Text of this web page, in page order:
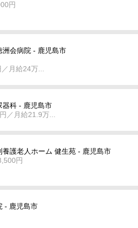
円
洲会病院 - 鹿児島市
月給24万...
器科 - 鹿児島市
／月給21.9万...
護老人ホーム 健生苑 - 鹿児島市
円
- 鹿児島市